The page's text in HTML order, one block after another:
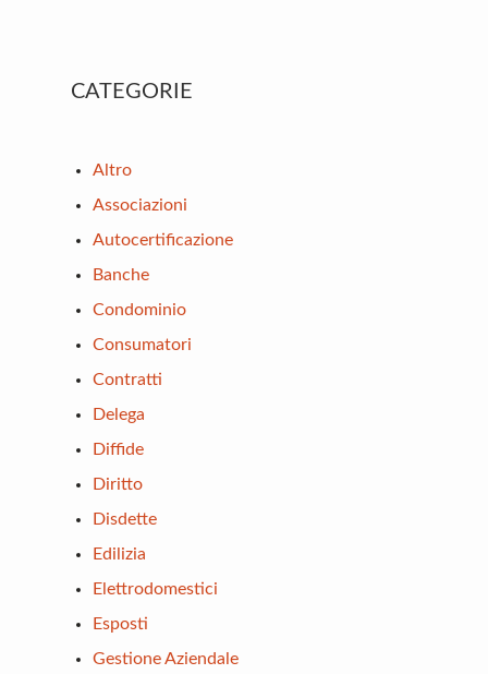
Primary
CATEGORIE
Altro
Associazioni
Autocertificazione
Banche
Condominio
Consumatori
Contratti
Delega
Diffide
Diritto
Disdette
Edilizia
Elettrodomestici
Esposti
Gestione Aziendale